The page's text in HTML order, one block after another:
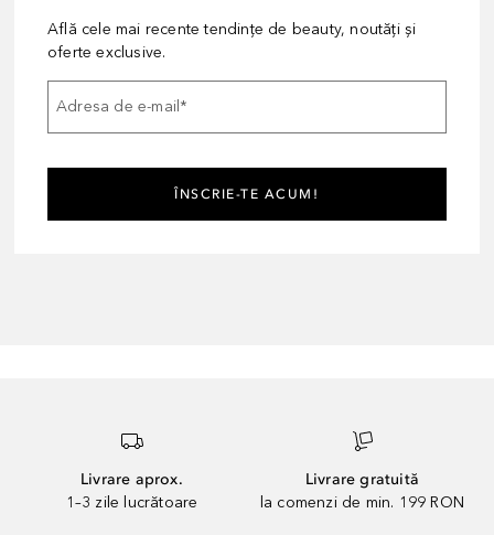
Află cele mai recente tendințe de beauty, noutăți și
oferte exclusive.
Adresa de e-mail*
ÎNSCRIE-TE ACUM!
Livrare aprox.
1–3 zile lucrătoare
Livrare gratuită
la comenzi de min. 199 RON